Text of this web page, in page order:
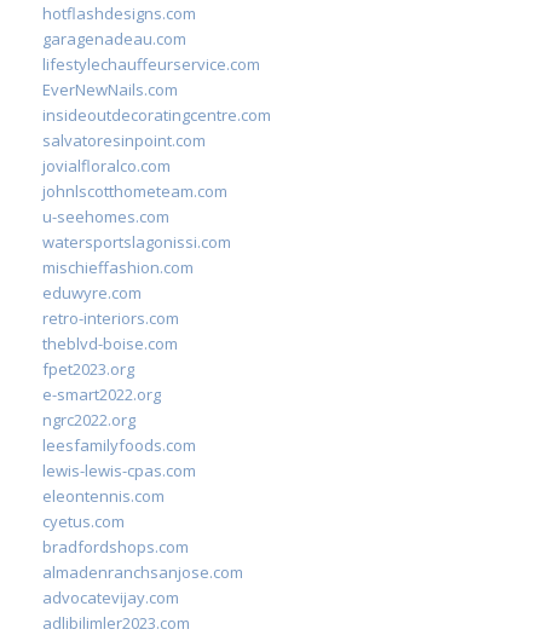
hotflashdesigns.com
garagenadeau.com
lifestylechauffeurservice.com
EverNewNails.com
insideoutdecoratingcentre.com
salvatoresinpoint.com
jovialfloralco.com
johnlscotthometeam.com
u-seehomes.com
watersportslagonissi.com
mischieffashion.com
eduwyre.com
retro-interiors.com
theblvd-boise.com
fpet2023.org
e-smart2022.org
ngrc2022.org
leesfamilyfoods.com
lewis-lewis-cpas.com
eleontennis.com
cyetus.com
bradfordshops.com
almadenranchsanjose.com
advocatevijay.com
adlibilimler2023.com